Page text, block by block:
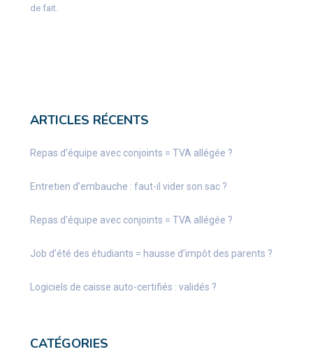
de fait.
ARTICLES RÉCENTS
Repas d’équipe avec conjoints = TVA allégée ?
Entretien d’embauche : faut-il vider son sac ?
Repas d’équipe avec conjoints = TVA allégée ?
Job d’été des étudiants = hausse d’impôt des parents ?
Logiciels de caisse auto-certifiés : validés ?
CATÉGORIES